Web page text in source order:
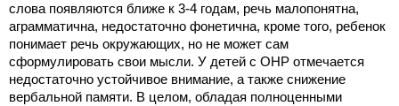
слова появляются ближе к 3-4 годам, речь малопонятна,
аграмматична, недостаточно фонетична, кроме того, ребенок
понимает речь окружающих, но не может сам
сформулировать свои мысли. У детей с ОНР отмечается
недостаточно устойчивое внимание, а также снижение
вербальной памяти. В целом, обладая полноценными